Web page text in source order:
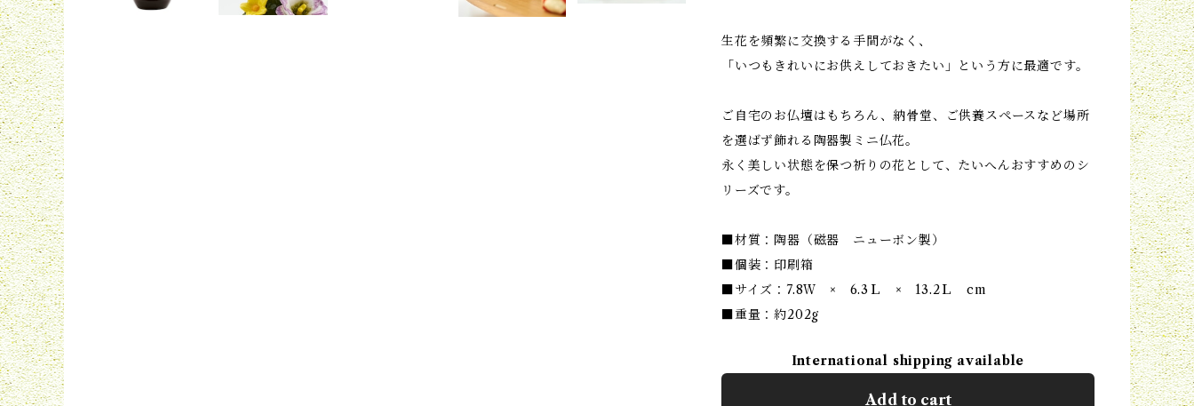
生花を頻繁に交換する手間がなく、
「いつもきれいにお供えしておきたい」という方に最適です。
ご自宅のお仏壇はもちろん、納骨堂、ご供養スペースなど場所
を選ばず飾れる陶器製ミニ仏花。
永く美しい状態を保つ祈りの花として、たいへんおすすめのシ
リーズです。
■材質：陶器（磁器 ニューボン製）
■個装：印刷箱
■サイズ：7.8Ｗ × 6.3Ｌ × 13.2Ｌ cm
■重量：約202g
International shipping available
Add to cart